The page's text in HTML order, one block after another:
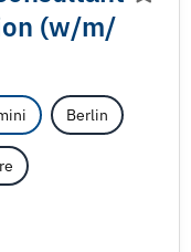
(w/m/
Berlin